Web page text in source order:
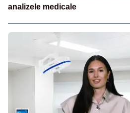
analizele medicale